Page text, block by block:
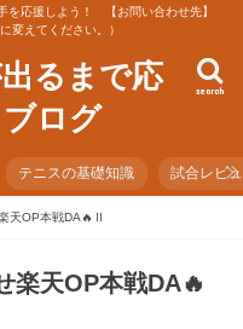
を応援しよう！ 【お問い合わせ先】
えてください。）
るまで応
ログ
search
テニスの基礎知識 試合レビ
天OP本戦DA🔥Ⅱ
楽天OP本戦DA🔥